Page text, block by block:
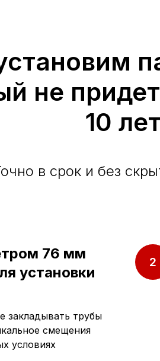
не
10 лет
в срок и без
76 мм
установки
закладывать трубы
смещения
условиях